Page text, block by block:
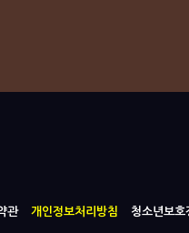
관 개인정보처리방침 청소년보호